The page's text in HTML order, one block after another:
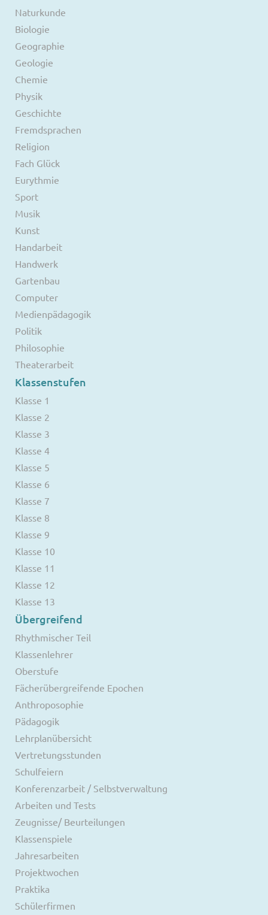
Naturkunde
Biologie
Geographie
Geologie
Chemie
Physik
Geschichte
Fremdsprachen
Religion
Fach Glück
Eurythmie
Sport
Musik
Kunst
Handarbeit
Handwerk
Gartenbau
Computer
Medienpädagogik
Politik
Philosophie
Theaterarbeit
Klassenstufen
Klasse 1
Klasse 2
Klasse 3
Klasse 4
Klasse 5
Klasse 6
Klasse 7
Klasse 8
Klasse 9
Klasse 10
Klasse 11
Klasse 12
Klasse 13
Übergreifend
Rhythmischer Teil
Klassenlehrer
Oberstufe
Fächerübergreifende Epochen
Anthroposophie
Pädagogik
Lehrplanübersicht
Vertretungsstunden
Schulfeiern
Konferenzarbeit / Selbstverwaltung
Arbeiten und Tests
Zeugnisse/ Beurteilungen
Klassenspiele
Jahresarbeiten
Projektwochen
Praktika
Schülerfirmen